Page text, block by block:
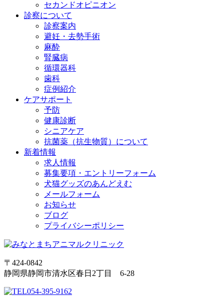
セカンドオピニオン
診察について
診察案内
避妊・去勢手術
麻酔
腎臓病
循環器科
歯科
症例紹介
ケアサポート
予防
健康診断
シニアケア
抗菌薬（抗生物質）について
新着情報
求人情報
募集要項・エントリーフォーム
犬猫グッズのあんどえむ
メールフォーム
お知らせ
ブログ
プライバシーポリシー
〒424-0842
静岡県静岡市清水区春日2丁目 6-28
054-395-9162